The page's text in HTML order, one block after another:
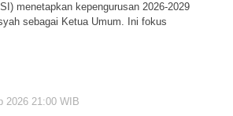
menetapkan kepengurusan 2026-2029
sebagai Ketua Umum. Ini fokus
2026 21:00 WIB